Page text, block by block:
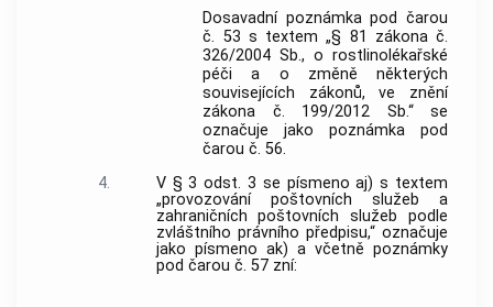
Dosavadní poznámka pod čarou
č. 53 s textem „§ 81 zákona č.
326/2004 Sb., o rostlinolékařské
péči a o změně některých
souvisejících zákonů, ve znění
zákona č. 199/2012 Sb.“ se
označuje jako poznámka pod
čarou č. 56.
4.
V § 3 odst. 3 se písmeno aj) s textem
„provozování poštovních služeb a
zahraničních poštovních služeb podle
zvláštního právního předpisu,“ označuje
jako písmeno ak) a včetně poznámky
pod čarou č. 57 zní: